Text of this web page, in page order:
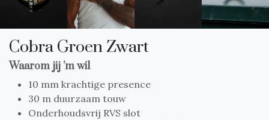
Cobra Groen Zwart
Waarom jij ’m wil
10 mm krachtige presence
30 m duurzaam touw
Onderhoudsvrij RVS slot